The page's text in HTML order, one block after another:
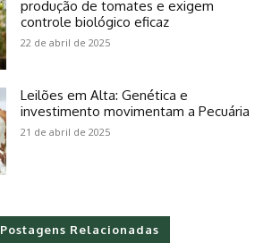
produção de tomates e exigem
controle biológico eficaz
22 de abril de 2025
Leilões em Alta: Genética e
investimento movimentam a Pecuária
21 de abril de 2025
Postagens Relacionadas